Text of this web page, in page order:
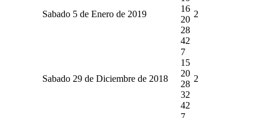
Sabado 5 de Enero de 2019
16
20
28
42
2
Sabado 29 de Diciembre de 2018
7
15
20
28
32
42
2